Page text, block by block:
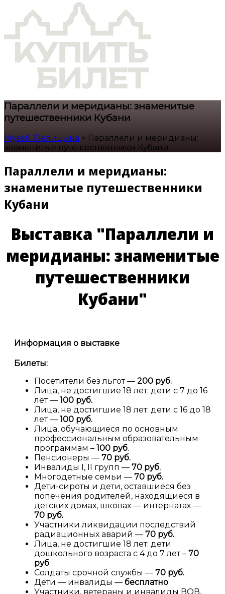
Параллели и меридианы: знаменитые
путешественники Кубани
Музей Фелицына > Параллели и меридианы:
знаменитые путешественники Кубани
Параллели и меридианы:
знаменитые путешественники
Кубани
Выставка "Параллели и
меридианы: знаменитые
путешественники
Кубани"
Информация о выставке
Билеты:
Посетители без льгот — 200 руб.
Лица, не достигшие 18 лет: дети с 7 до 16
лет — 100 руб.
Лица, не достигшие 18 лет: дети с 16 до 18
лет — 100 руб.
Лица, обучающиеся по основным
профессиональным образовательным
программам – 100 руб.
Пенсионеры — 70 руб.
Инвалиды I, II групп — 70 руб.
Многодетные семьи — 70 руб.
Дети-сироты и дети, оставшиеся без
попечения родителей, находящиеся в
детских домах, школах — интернатах —
70 руб.
Участники ликвидации последствий
радиационных аварий — 70 руб.
Лица, не достигшие 18 лет: дети
дошкольного возраста с 4 до 7 лет – 70
руб.
Солдаты срочной службы — 70 руб.
Дети — инвалиды — бесплатно
Участники, ветераны и инвалиды ВОВ,